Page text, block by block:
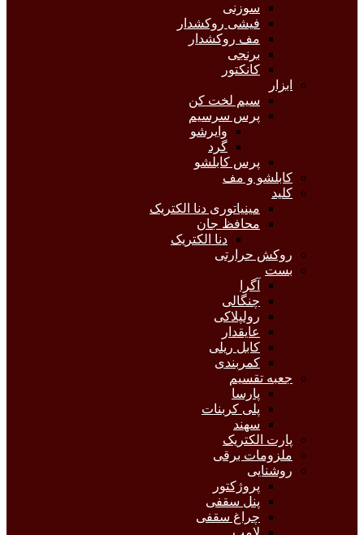
سوزنی
فیشی روکشدار
مف روکشدار
برنجی
کانکتور
ابزار
سیم لخت کن
پرس سرسیم
وایرشو
گرد
پرس کابلشو
کابلشو و مف
کلید
مینیاتوری دنا الکتریک
محافظ جان
دنا الکتریک
روکش حرارتی
بست
آگرا
چنگالی
رولپلاکی
عایقدار
کابل ریلی
کمربندی
جعبه تقسیم
پارسا
پلی کربنات
سهند
پارت الکتریک
ملزومات برقی
روشنایی
پروژکتور
پنل سقفی
چراغ سقفی
لامپ